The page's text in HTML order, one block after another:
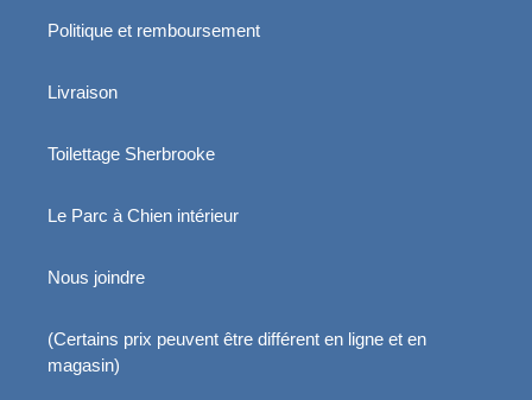
Politique et remboursement
Livraison
Toilettage Sherbrooke
Le Parc à Chien intérieur
Nous joindre
(Certains prix peuvent être différent en ligne et en
magasin)